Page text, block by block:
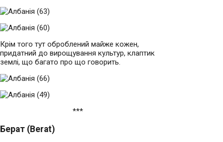
Крім того тут оброблений майже кожен,
придатний до вирощування культур, клаптик
землі, що багато про що говорить.
***
Берат (Berat)